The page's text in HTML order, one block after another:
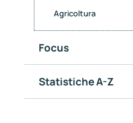
Agricoltura
Focus
Statistiche A-Z